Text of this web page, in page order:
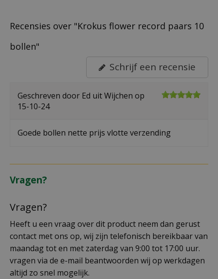
Recensies over "Krokus flower record paars 10
bollen"
Schrijf een recensie
Geschreven door Ed uit Wijchen op
15-10-24
Goede bollen nette prijs vlotte verzending
Vragen?
Vragen?
Heeft u een vraag over dit product neem dan gerust
contact met ons op, wij zijn telefonisch bereikbaar van
maandag tot en met zaterdag van 9:00 tot 17:00 uur.
vragen via de e-mail beantwoorden wij op werkdagen
altijd zo snel mogelijk.